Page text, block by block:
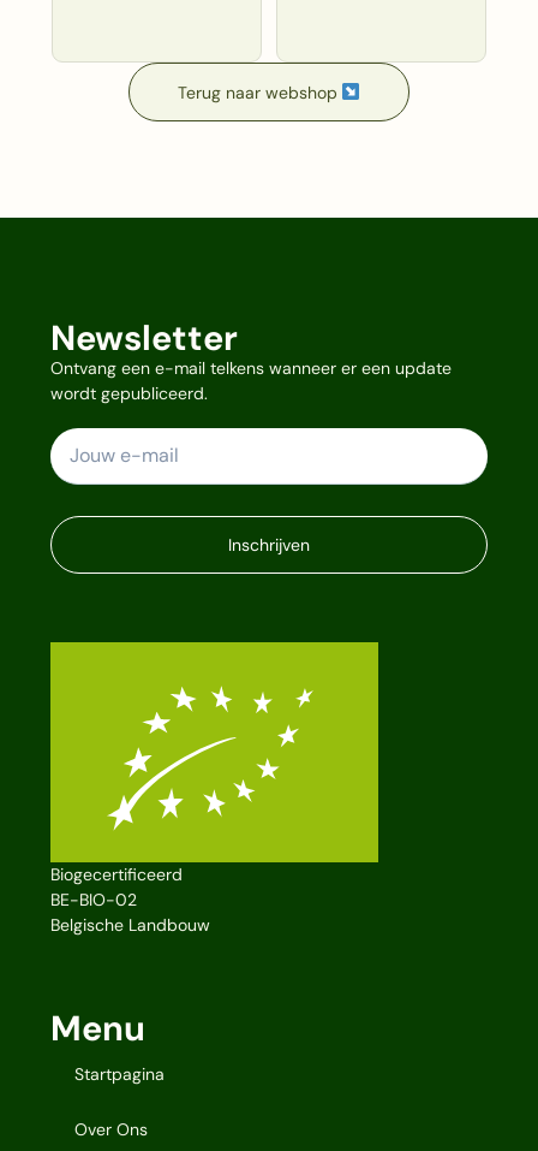
Terug naar webshop
Menu
Startpagina
Over Ons
Newsletter
Ontvang een e-mail telkens wanneer er een update
wordt gepubliceerd.
Inschrijven
Biogecertificeerd
BE-BIO-02
Belgische Landbouw